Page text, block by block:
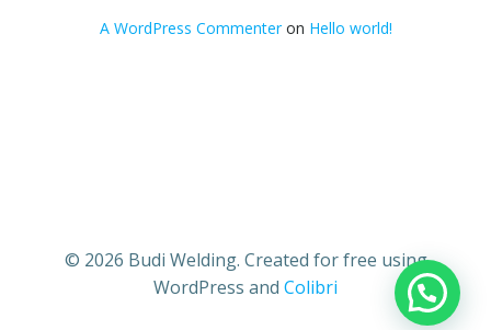
A WordPress Commenteron Hello world!
© 2026 Budi Welding. Created for free using
WordPress and Colibri